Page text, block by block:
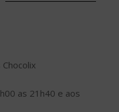
as 21h40 e aos